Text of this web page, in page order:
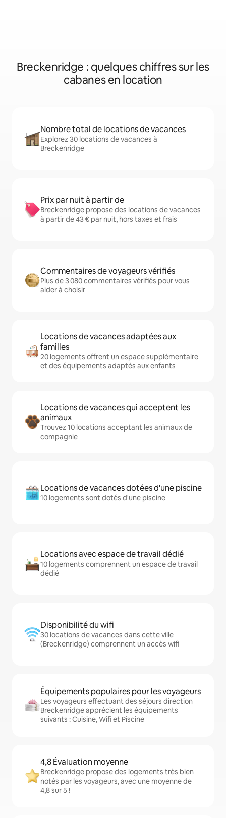
Breckenridge : quelques chiffres sur les
cabanes en location
Nombre total de locations de vacances
Explorez 30 locations de vacances à
Breckenridge
Prix par nuit à partir de
Breckenridge propose des locations de vacances
à partir de 43 € par nuit, hors taxes et frais
Commentaires de voyageurs vérifiés
Plus de 3 080 commentaires vérifiés pour vous
aider à choisir
Locations de vacances adaptées aux
familles
20 logements offrent un espace supplémentaire
et des équipements adaptés aux enfants
Locations de vacances qui acceptent les
animaux
Trouvez 10 locations acceptant les animaux de
compagnie
Locations de vacances dotées d'une piscine
10 logements sont dotés d'une piscine
Locations avec espace de travail dédié
10 logements comprennent un espace de travail
dédié
Disponibilité du wifi
30 locations de vacances dans cette ville
(Breckenridge) comprennent un accès wifi
Équipements populaires pour les voyageurs
Les voyageurs effectuant des séjours direction
Breckenridge apprécient les équipements
suivants : Cuisine, Wifi et Piscine
4,8 Évaluation moyenne
Breckenridge propose des logements très bien
notés par les voyageurs, avec une moyenne de
4,8 sur 5 !